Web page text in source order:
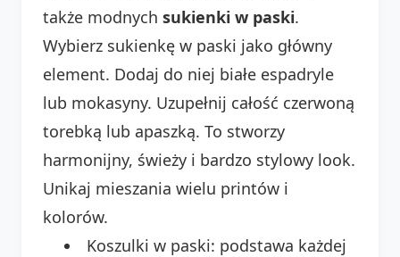
także modnych sukienki w paski.
Wybierz sukienkę w paski jako główny
element. Dodaj do niej białe espadryle
lub mokasyny. Uzupełnij całość czerwoną
torebką lub apaszką. To stworzy
harmonijny, świeży i bardzo stylowy look.
Unikaj mieszania wielu printów i
kolorów.
Koszulki w paski: podstawa każdej